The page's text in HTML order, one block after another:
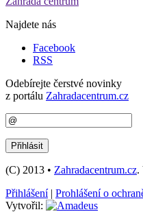
Najdete nás
Facebook
RSS
Odebírejte čerstvé novinky
z portálu Zahradacentrum.cz
(C) 2013 • Zahradacentrum.cz.
Přihlášení| Prohlášení o
Vytvořil: